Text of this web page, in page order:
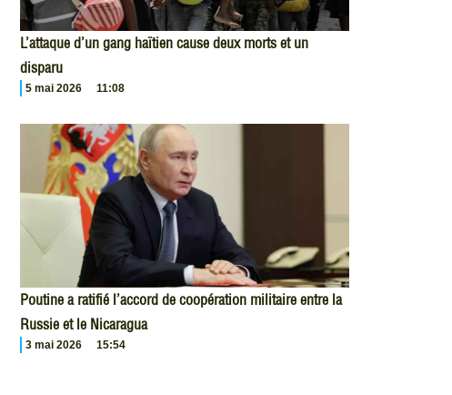
L’attaque d’un gang haïtien cause deux morts et un
disparu
5 mai 2026 11:08
Poutine a ratifié l’accord de coopération militaire entre la
Russie et le Nicaragua
3 mai 2026 15:54